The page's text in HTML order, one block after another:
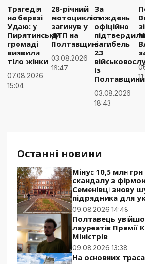
Останні новини
Мінус 10,5 млн грн
скандалу з
Семенівці знову
підрядника для
09.08.2026 14:48
Полтавець
лауреатів Премії
Міністрів
09.08.2026 13:38
На основних
Трагедія
на березі
Удаю: у
Пирятинській
громаді
виявили
тіло жінки
07.08.2026
15:04
28-річний
мотоцикліст
загинув у
ДТП на
Полтавщині
03.08.2026
16:47
За
тиждень
офіційно
підтвердили
загибель
23
із
Полтавщини
03.08.2026
18:43